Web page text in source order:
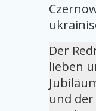
Der
lieben
und